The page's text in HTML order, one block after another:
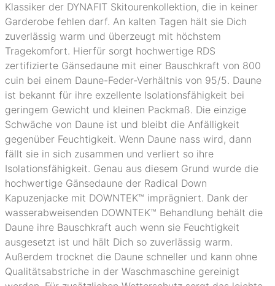
Klassiker der DYNAFIT Skitourenkollektion, die in keiner
Garderobe fehlen darf. An kalten Tagen hält sie Dich
zuverlässig warm und überzeugt mit höchstem
Tragekomfort. Hierfür sorgt hochwertige RDS
zertifizierte Gänsedaune mit einer Bauschkraft von 800
cuin bei einem Daune-Feder-Verhältnis von 95/5. Daune
ist bekannt für ihre exzellente Isolationsfähigkeit bei
geringem Gewicht und kleinen Packmaß. Die einzige
Schwäche von Daune ist und bleibt die Anfälligkeit
gegenüber Feuchtigkeit. Wenn Daune nass wird, dann
fällt sie in sich zusammen und verliert so ihre
Isolationsfähigkeit. Genau aus diesem Grund wurde die
hochwertige Gänsedaune der Radical Down
Kapuzenjacke mit DOWNTEK™ imprägniert. Dank der
wasserabweisenden DOWNTEK™ Behandlung behält die
Daune ihre Bauschkraft auch wenn sie Feuchtigkeit
ausgesetzt ist und hält Dich so zuverlässig warm.
Außerdem trocknet die Daune schneller und kann ohne
Qualitätsabstriche in der Waschmaschine gereinigt